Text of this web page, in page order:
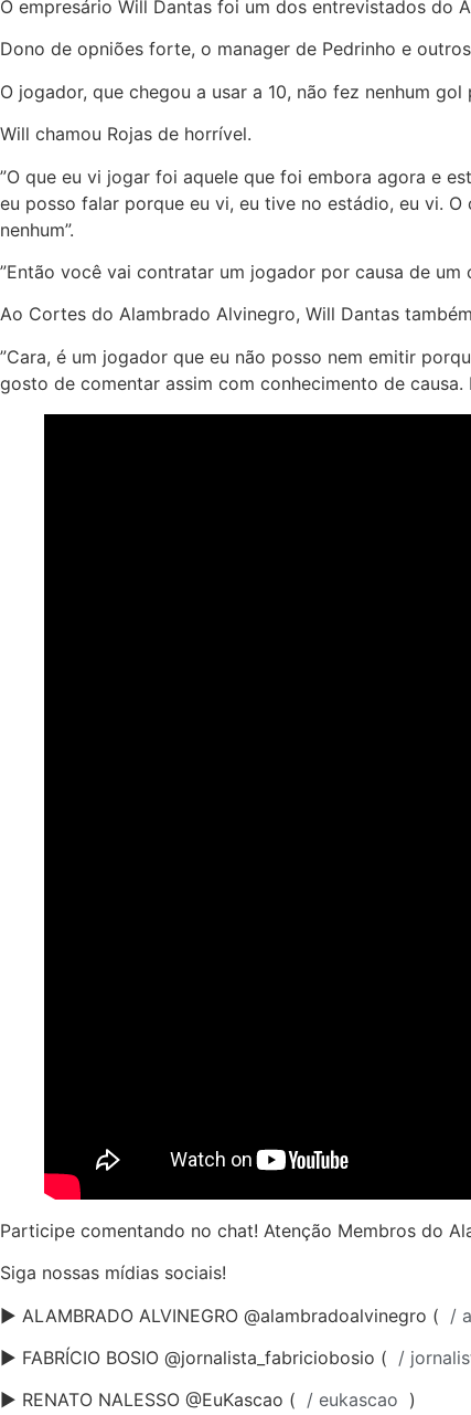
O empresário Will Dantas foi um dos entrevistados do
Dono de opniões forte, o manager de Pedrinho e
O jogador, que chegou a usar a 10, não fez nenhum gol
Will chamou Rojas de horrível.
”O que eu vi jogar foi aquele que foi embora agora e
eu posso falar porque eu vi, eu tive no estádio, eu vi.
nenhum”.
”Então você vai contratar um jogador por causa de um
Ao Cortes do Alambrado Alvinegro, Will Dantas
”Cara, é um jogador que eu não posso nem emitir
gosto de comentar assim com conhecimento de causa.
Participe comentando no chat! Atenção Membros do
Siga nossas mídias sociais!
► ALAMBRADO ALVINEGRO @alambradoalvinegro ( /
► FABRÍCIO BOSIO @jornalista_fabriciobosio ( /
► RENATO NALESSO @EuKascao ( / eukascao )